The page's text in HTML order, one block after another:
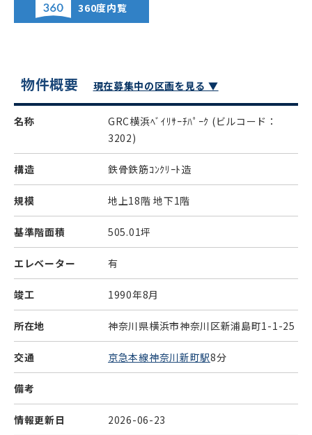
360度内覧
物件概要 現在募集中の区画を見る ▼
名称 GRC横浜ﾍﾞｲﾘｻｰﾁﾊﾟｰｸ (ビルコード：
3202)
構造 鉄骨鉄筋ｺﾝｸﾘｰﾄ造
規模 地上18階 地下1階
基準階面積 505.01坪
エレベーター 有
竣工 1990年8月
所在地 神奈川県横浜市神奈川区新浦島町1-1-25
交通 京急本線神奈川新町駅8分
備考
情報更新日 2026-06-23